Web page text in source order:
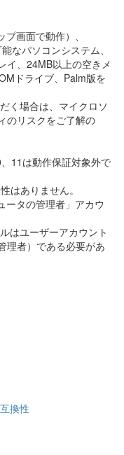
画面で動作）、
なパソコンシステム、
イ、24MB以上の空きメ
ドライブ、Palm版を
く場合は、マイクロソ
のリスクをご了解の
11は動作保証対象外で
はありません。
ータの管理者」アカウ
はユーザーアカウント
理者）である必要があ
換性